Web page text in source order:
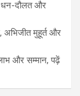
धन-दौलत और
अभिजीत मुहूर्त और
और सम्मान, पढ़ें